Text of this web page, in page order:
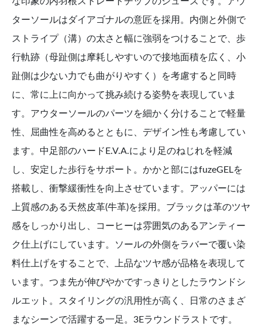
ターソールはダイアゴナルの意匠を採用。内側と外側で
ストライプ（溝）の太さと幅に強弱をつけることで、歩
行軌跡（母趾側は摩耗しやすいので接地面積を広く、小
趾側は少ない力でも曲がりやすく）を考慮すると同時
に、常に上に向かって挑み続ける姿勢を表現していま
す。アウターソールのパーツを細かく分けることで軽量
性、屈曲性を高めるとともに、デザイン性も考慮してい
ます。中足部のハードE.V.A.により足のねじれを軽減
し、安定した歩行をサポート。かかと部にはfuzeGELを
搭載し、衝撃緩衝性を向上させています。アッパーには
上質感のある天然皮革(牛革)を採用。ブラックは革のツヤ
感をしっかり出し、コーヒーは雰囲気のあるアンティー
ク仕上げにしています。ソールの外側をラバーで覆い染
料仕上げをすることで、上品なツヤ感が品格を表現して
います。つま先が伸びやかですっきりとしたラウンドシ
ルエット。スタイリングの汎用性が高く、日常のさまざ
まなシーンで活躍する一足。3Eラウンドラストです。